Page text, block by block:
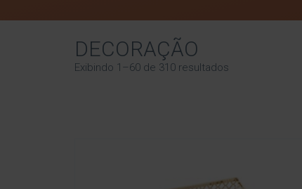
DECORAÇÃO
Exibindo 1–60 de 310 resultados